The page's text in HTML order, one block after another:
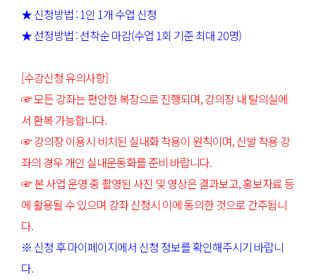
★ 신청방법 : 1인 1개 수업 신청
★ 선정방법 : 선착순 마감(수업 1회 기준 최대 20명)
[수강신청 유의사항]
☞ 모든 강좌는 편안한 복장으로 진행되며, 강의장 내 탈의실에
서 환복 가능합니다.
☞ 강의장 이용시 비치된 실내화 착용이 원칙이며, 신발 착용 강
좌의 경우 개인 실내운동화를 준비 바랍니다.
☞ 본 사업 운영 중 촬영된 사진 및 영상은 결과보고, 홍보자료 등
에 활용될 수 있으며 강좌 신청시 이에 동의한 것으로 간주됩니
다.
※ 신청 후 마이페이지에서 신청 정보를 확인해주시기 바랍니
다.